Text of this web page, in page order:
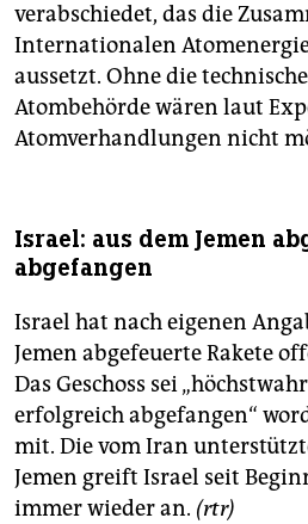
verabschiedet, das die
Internationalen
aussetzt. Ohne die
Atombehörde wären laut
Atomverhandlungen nicht
Israel: aus dem Jemen
abgefangen
Israel hat nach eigenen
Jemen abgefeuerte Rakete
Das Geschoss sei
erfolgreich abgefangen“
mit. Die vom Iran
Jemen greift Israel seit
immer wieder an. (rtr)